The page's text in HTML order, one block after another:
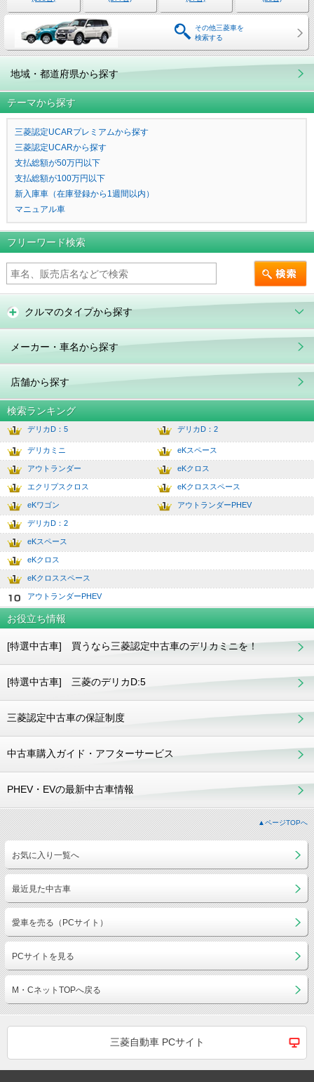
その他三菱車を
検索する
地域・都道府県から探す
テーマから探す
三菱認定UCARプレミアムから探す
三菱認定UCARから探す
支払総額が50万円以下
支払総額が100万円以下
新入庫車（在庫登録から1週間以内）
マニュアル車
フリーワード検索
クルマのタイプから探す
メーカー・車名から探す
店舗から探す
検索ランキング
1デリカD：5 6.0
デリカD：2
2デリカミニ 7.0
eKスペース
アウトランダー 8.0
eKクロス
4エクリプスクロス 9.0
eKクロススペース
5eKワゴン 10.0
アウトランダーPHEV
6デリカD：2
7eKスペース
8eKクロス
9eKクロススペース
10
アウトランダーPHEV
お役立ち情報
[特選中古車] 買うなら三菱認定中古車のデリカミニを！
[特選中古車] 三菱のデリカD:5
三菱認定中古車の保証制度
中古車購入ガイド・アフターサービス
PHEV・EVの最新中古車情報
▲ページTOPへ
お気に入り一覧へ
最近見た中古車
愛車を売る（PCサイト）
PCサイトを見る
M・CネットTOPへ戻る
三菱自動車 PCサイト